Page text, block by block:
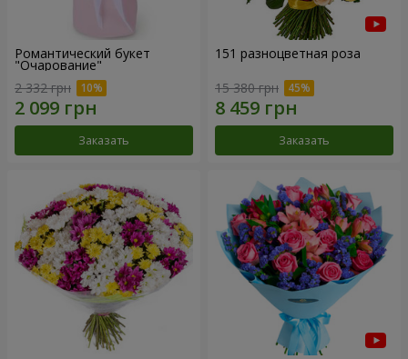
Романтический букет
"Очарование"
2 332 грн
Заказать
151 разноцветная роза
15 380 грн
Заказать